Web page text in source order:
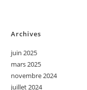
Archives
juin 2025
mars 2025
novembre 2024
juillet 2024